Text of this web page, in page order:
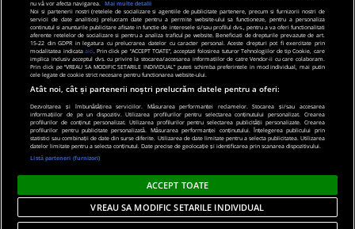
© 2019 PRO TV S.R.L |Politica de Cookie|Politica
de confidentialitate
nu vă vor afecta navigarea.
Mai multe detalii
Noi si partenerii nostri (retelele de socializare si agentiile de publicitate partenere, precum si furnizorii nostri de
servicii de date analitice) prelucram date pentru a permite website-ului sa functioneze, pentru a personaliza
continutul si anunturile publicitare afisate in functie de interesele si/sau profilul dvs., pentru a va oferi functionalitati
aferente retelelor de socializare si pentru a analiza traficul pe website. Beneficiati de drepturile prevazute de art.
15-22 din GDPR in legatura cu prelucrarea datelor cu caracter personal. Aceste drepturi pot fi exercitate prin
modalitatea indicata aici. Prin click pe “ACCEPT TOATE”, acceptati folosirea tuturor Tehnologiilor de tip Cookie, care
implica inclusiv acceptul dvs. cu privire la stocarea/accesarea informatiilor de catre Vendor-ii cu care colaboram.
Prin click pe “VREAU SA MODIFIC SETARILE INDIVIDUAL” puteti schimba preferintele in mod individual, mai putin
cele legate de cookie strict necesare pentru functionarea website-ului.
Atât noi, cât și partenerii noștri prelucrăm datele pentru a oferi:
Dezvoltarea și îmbunătățirea serviciilor. Măsurarea performanței reclamelor. Stocarea și/sau accesarea
informațiilor de pe un dispozitiv. Utilizarea profilurilor pentru selectarea conținutului personalizat. Crearea
profilurilor de conținut personalizat. Utilizarea profilurilor pentru selectarea publicității personalizate. Crearea
profilurilor pentru publicitate personalizată. Măsurarea performanței conținutului. Înțelegerea publicului prin
statistici sau combinații de date din surse diferite. Utilizarea de date limitate pentru a selecta publicitatea. Utilizarea
datelor limitate pentru a selecta conținutul. Date precise de geolocație și identificarea prin scanarea dispozitivului.
Listă parteneri (furnizori)
ACCEPT TOATE
VREAU SA MODIFIC SETARILE INDIVIDUAL